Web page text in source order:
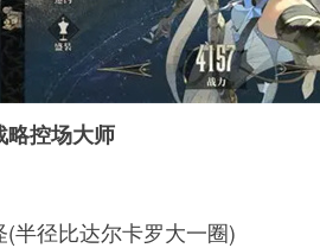
略控场大师
(半径比达尔卡罗大一圈)